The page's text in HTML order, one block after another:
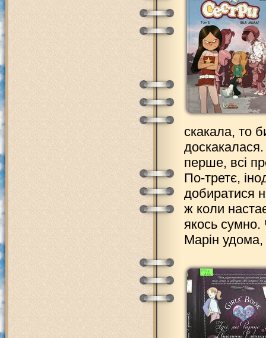
скакала, то
перше, всі
По-третє,
добиратися
ж коли
якось сумно.
Марін удома,